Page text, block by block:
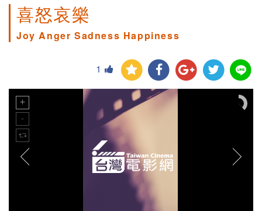
喜怒哀樂
Joy Anger Sadness Happiness
1